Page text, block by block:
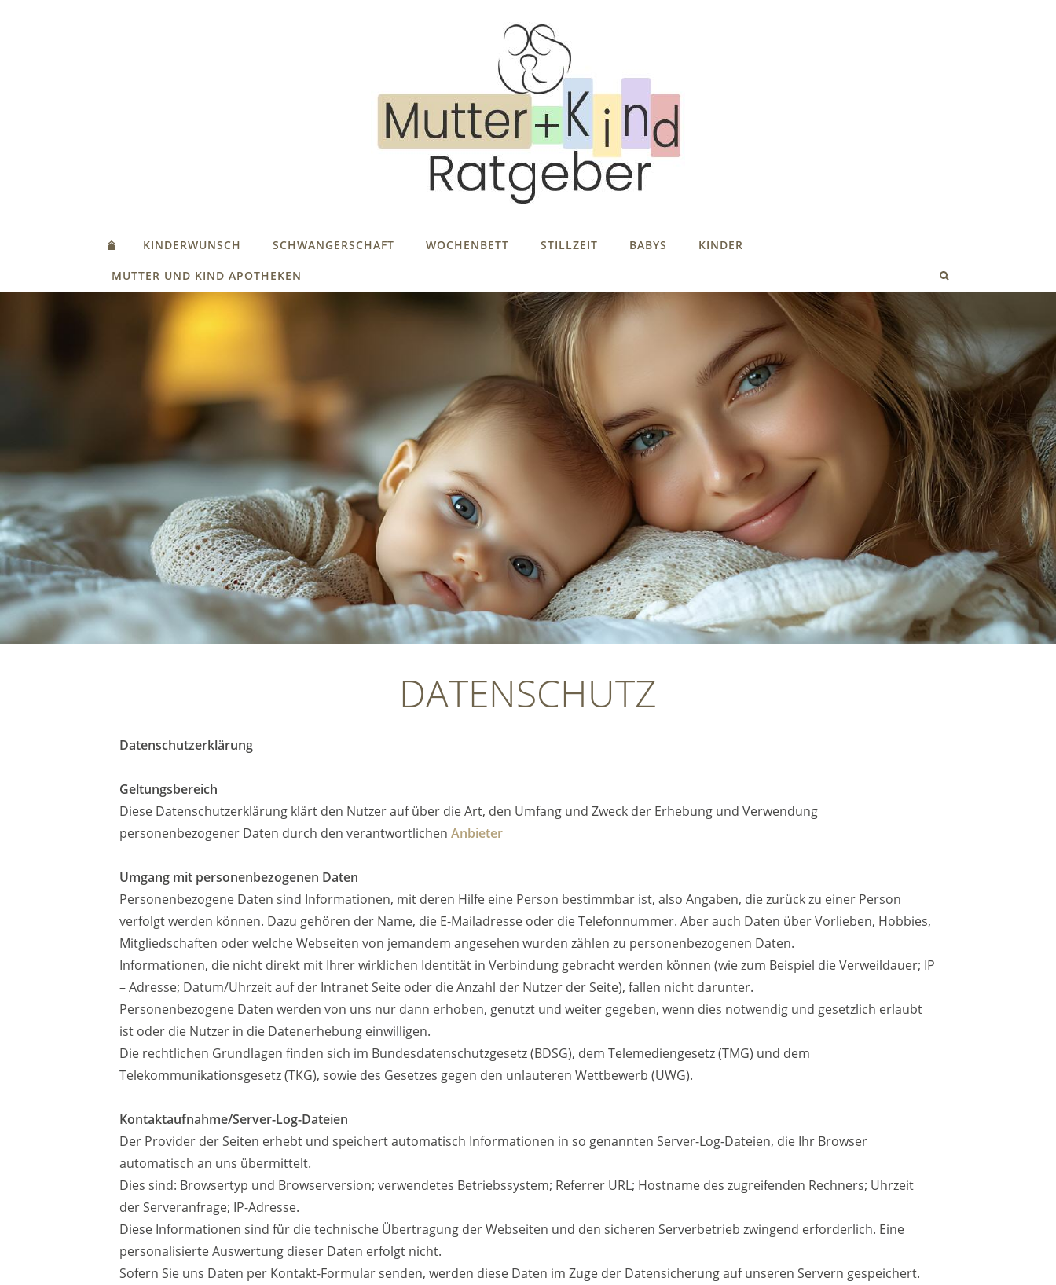
KINDERWUNSCH SCHWANGERSCHAFT WOCHENBETT STILLZEIT BABYS KINDER
MUTTER UND KIND APOTHEKEN
DATENSCHUTZ
Datenschutzerklärung
Geltungsbereich
Diese Datenschutzerklärung klärt den Nutzer auf über die Art, den Umfang und Zweck der Erhebung und Verwendung
personenbezogener Daten durch den verantwortlichen Anbieter
Umgang mit personenbezogenen Daten
Personenbezogene Daten sind Informationen, mit deren Hilfe eine Person bestimmbar ist, also Angaben, die zurück zu einer Person
verfolgt werden können. Dazu gehören der Name, die E-Mailadresse oder die Telefonnummer. Aber auch Daten über Vorlieben, Hobbies,
Mitgliedschaften oder welche Webseiten von jemandem angesehen wurden zählen zu personenbezogenen Daten.
Informationen, die nicht direkt mit Ihrer wirklichen Identität in Verbindung gebracht werden können (wie zum Beispiel die Verweildauer; IP
– Adresse; Datum/Uhrzeit auf der Intranet Seite oder die Anzahl der Nutzer der Seite), fallen nicht darunter.
Personenbezogene Daten werden von uns nur dann erhoben, genutzt und weiter gegeben, wenn dies notwendig und gesetzlich erlaubt
ist oder die Nutzer in die Datenerhebung einwilligen.
Die rechtlichen Grundlagen finden sich im Bundesdatenschutzgesetz (BDSG), dem Telemediengesetz (TMG) und dem
Telekommunikationsgesetz (TKG), sowie des Gesetzes gegen den unlauteren Wettbewerb (UWG).
Kontaktaufnahme/Server-Log-Dateien
Der Provider der Seiten erhebt und speichert automatisch Informationen in so genannten Server-Log-Dateien, die Ihr Browser
automatisch an uns übermittelt.
Dies sind: Browsertyp und Browserversion; verwendetes Betriebssystem; Referrer URL; Hostname des zugreifenden Rechners; Uhrzeit
der Serveranfrage; IP-Adresse.
Diese Informationen sind für die technische Übertragung der Webseiten und den sicheren Serverbetrieb zwingend erforderlich. Eine
personalisierte Auswertung dieser Daten erfolgt nicht.
Sofern Sie uns Daten per Kontakt-Formular senden, werden diese Daten im Zuge der Datensicherung auf unseren Servern gespeichert.